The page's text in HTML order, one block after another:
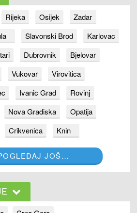
Rijeka Osijek
Zadar
Slavonski Brod
Karlovac
Dubrovnik
Bjelovar
Vukovar
Virovitica
Ivanic Grad
Rovinj
Nova Gradiska
Opatija
Crikvenica Knin
JOŠ…